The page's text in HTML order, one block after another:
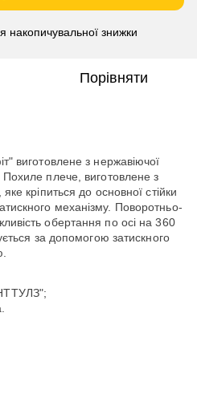
накопичувальної знижки
Порівняти
виготовлене з нержавіючої
плече, виготовлене з
кріпиться до основної стійки
механізму. Поворотньо-
обертання по осі на 360
за допомогою затискного